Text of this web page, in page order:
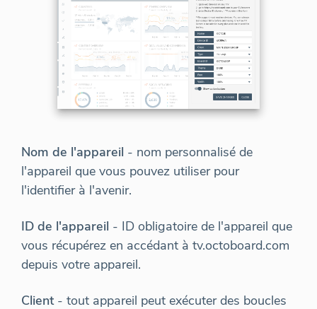
Nom de l'appareil - nom personnalisé de
l'appareil que vous pouvez utiliser pour
l'identifier à l'avenir.
ID de l'appareil - ID obligatoire de l'appareil que
vous récupérez en accédant à tv.octoboard.com
depuis votre appareil.
Client- tout appareil peut exécuter des boucles